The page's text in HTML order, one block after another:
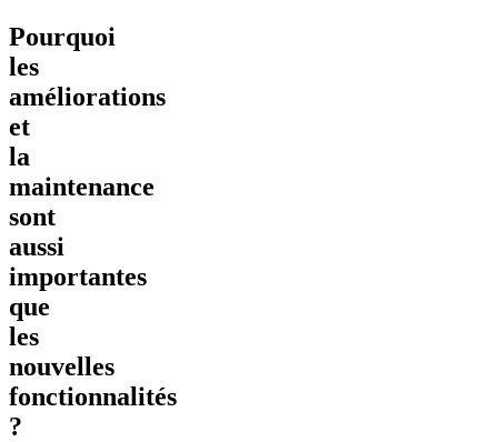
Pourquoi
les
améliorations
et
la
maintenance
sont
aussi
importantes
que
les
nouvelles
fonctionnalités
?